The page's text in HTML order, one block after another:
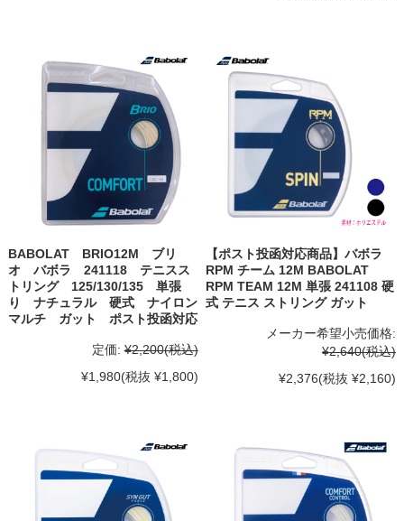
BABOLAT BRIO12M ブリ
オ バボラ 241118 テニスス
トリング 125/130/135 単張
り ナチュラル 硬式 ナイロン
マルチ ガット ポスト投函対応
定価: ¥2,200(税込)
¥1,980(税抜 ¥1,800)
【ポスト投函対応商品】バボラ
RPM チーム 12M BABOLAT
RPM TEAM 12M 単張 241108 硬
式 テニス ストリング ガット
メーカー希望小売価格:
¥2,640(税込)
¥2,376(税抜 ¥2,160)